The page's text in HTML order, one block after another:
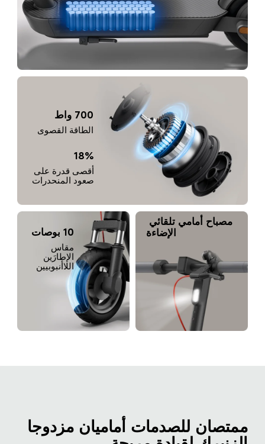
700 واط
الطاقة القصوى
‎18%
أقصى قدرة على
صعود المنحدرات
10 بوصات
مقاس
الإطارَين
اللاأنبوبيين
مصباح أمامي تلقائي
الإضاءة
ممتصان للصدمات أماميان مزدوجا